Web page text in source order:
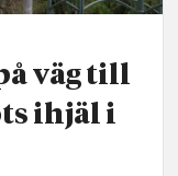
väg till
ihjäl i